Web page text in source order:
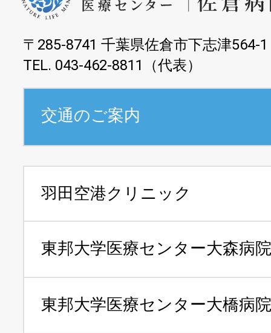
〒285-8741 千葉県佐倉市下志津564-1
TEL. 043-462-8811（代表）
交通のご案内
羽田空港クリニック
東邦大学医療センター大森病
東邦大学医療センター大橋病